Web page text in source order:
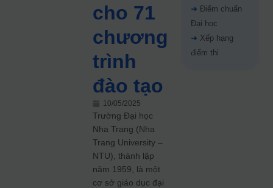
cho 71
chương
trình
đào tạo
10/05/2025
Trường Đại học
Nha Trang (Nha
Trang University –
NTU), thành lập
năm 1959, là một
cơ sở giáo dục đại
➜ Điểm chuẩn
Đại học
➜ Xếp hạng
điểm thi